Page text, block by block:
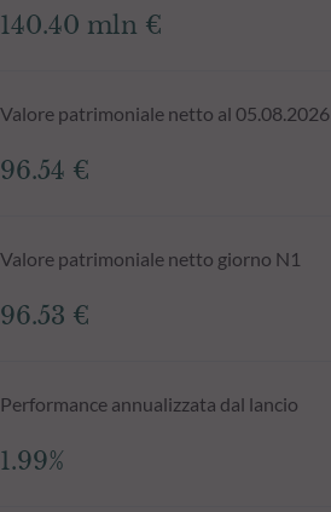
140.40 mln €
Valore patrimoniale netto al 05.08.2026
96.54 €
Valore patrimoniale netto giorno N1
96.53 €
Performance annualizzata dal lancio
1.99%